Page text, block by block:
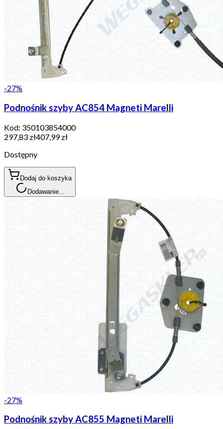
-27%
Podnośnik szyby AC854 Magneti Marelli
Kod: 350103854000
297,83 zł407,99 zł
Dostępny
Dodaj do koszyka
Dodawanie...
-27%
Podnośnik szyby AC855 Magneti Marelli